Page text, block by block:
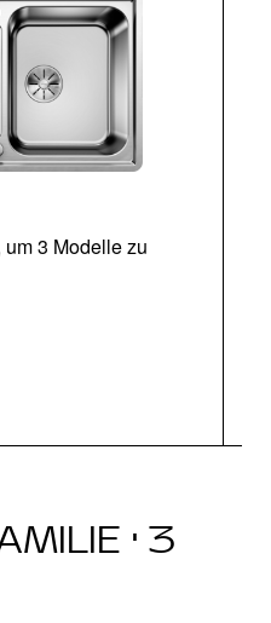
3 Modelle zu
· 3